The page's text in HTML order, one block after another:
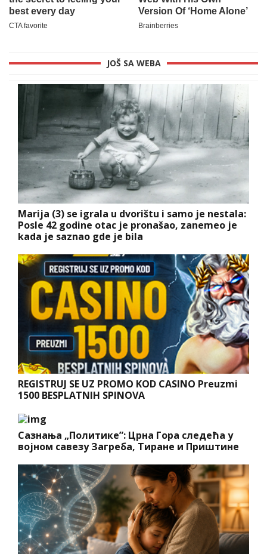
JOŠ SA WEBA
Marija (3) se igrala u dvorištu i samo je nestala:
Posle 42 godine otac je pronašao, zanemeo je
kada je saznao gde je bila
REGISTRUJ SE UZ PROMO KOD CASINO Preuzmi
1500 BESPLATNIH SPINOVA
Сазнања „Политике”: Црна Гора следећа у
војном савезу Загреба, Тиране и Приштине